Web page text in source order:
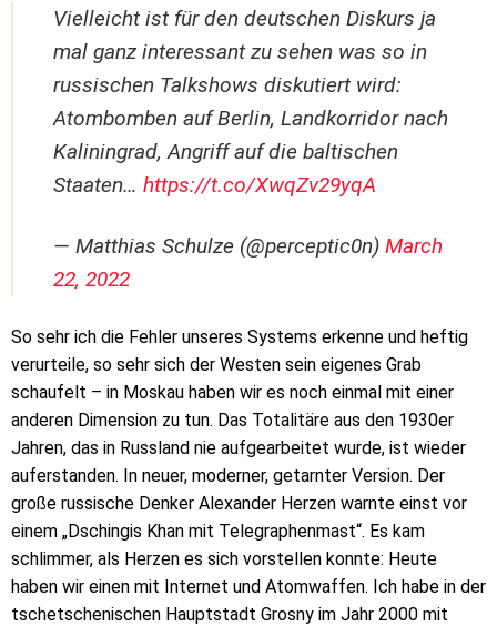
Vielleicht ist für den deutschen Diskurs ja
mal ganz interessant zu sehen was so in
russischen Talkshows diskutiert wird:
Atombomben auf Berlin, Landkorridor nach
Kaliningrad, Angriff auf die baltischen
Staaten… https://t.co/XwqZv29yqA
— Matthias Schulze (@perceptic0n) March
22, 2022
So sehr ich die Fehler unseres Systems erkenne und heftig
verurteile, so sehr sich der Westen sein eigenes Grab
schaufelt – in Moskau haben wir es noch einmal mit einer
anderen Dimension zu tun. Das Totalitäre aus den 1930er
Jahren, das in Russland nie aufgearbeitet wurde, ist wieder
auferstanden. In neuer, moderner, getarnter Version. Der
große russische Denker Alexander Herzen warnte einst vor
einem „Dschingis Khan mit Telegraphenmast“. Es kam
schlimmer, als Herzen es sich vorstellen konnte: Heute
haben wir einen mit Internet und Atomwaffen. Ich habe in der
tschetschenischen Hauptstadt Grosny im Jahr 2000 mit